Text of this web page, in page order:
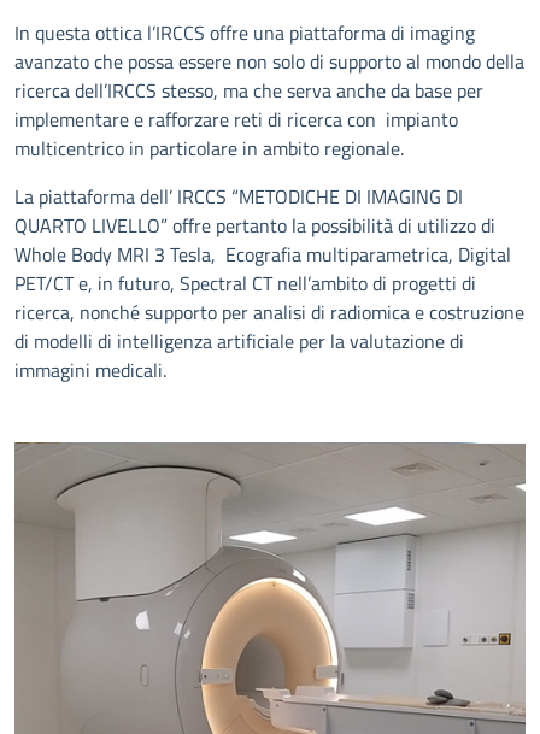
In questa ottica l’IRCCS offre una piattaforma di imaging
avanzato che possa essere non solo di supporto al mondo della
ricerca dell’IRCCS stesso, ma che serva anche da base per
implementare e rafforzare reti di ricerca con impianto
multicentrico in particolare in ambito regionale.
La piattaforma dell’ IRCCS “METODICHE DI IMAGING DI
QUARTO LIVELLO” offre pertanto la possibilità di utilizzo di
Whole Body MRI 3 Tesla, Ecografia multiparametrica, Digital
PET/CT e, in futuro, Spectral CT nell’ambito di progetti di
ricerca, nonché supporto per analisi di radiomica e costruzione
di modelli di intelligenza artificiale per la valutazione di
immagini medicali.